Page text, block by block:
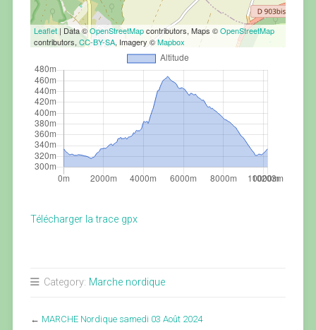
Leaflet| Data ©OpenStreetMapcontributors, Maps ©OpenStreetMap
contributors, CC-BY-SA, Imagery ©Mapbox
Télécharger la trace gpx
Category: Marche nordique
← MARCHE Nordique samedi 03 Août 2024